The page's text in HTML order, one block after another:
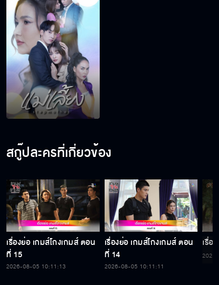
สกู๊ปละครที่เกี่ยวข้อง
เรื่องย่อ เกมส์โกงเกมส์ ตอน
ที่ 15
2026-08-05 10:11:13
เรื่องย่อ เกมส์โกงเกมส์ ตอน
ที่ 14
2026-08-05 10:11:11
เรื่อ